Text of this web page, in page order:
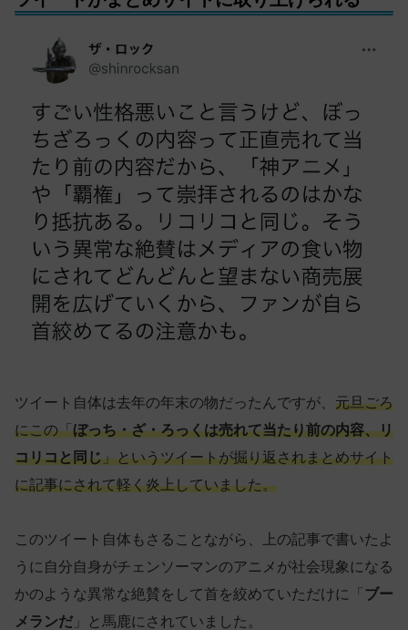
ツイート自体は去年の年末の物だったんですが、 元旦ごろ
にこの「ぼっち・ざ・ろっくは売れて当たり前の内容、リ
コリコと同じ」というツイートが掘り返されまとめサイト
に記事にされて軽く炎上していました。
このツイート自体もさることながら、上の記事で書いたよ
うに自分自身がチェンソーマンのアニメが社会現象になる
かのような異常な絶賛をして首を絞めていただけに「 ブー
メランだ 」と馬鹿にされていました。